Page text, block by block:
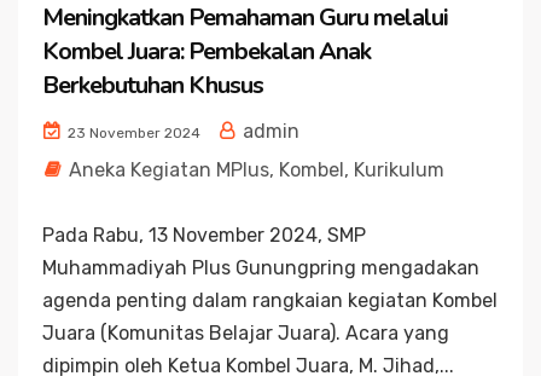
Meningkatkan Pemahaman Guru melalui
Kombel Juara: Pembekalan Anak
Berkebutuhan Khusus
23 November 2024
admin
Aneka Kegiatan MPlus, Kombel, Kurikulum
Pada Rabu, 13 November 2024, SMP
Muhammadiyah Plus Gunungpring mengadakan
agenda penting dalam rangkaian kegiatan Kombel
Juara (Komunitas Belajar Juara). Acara yang
dipimpin oleh Ketua Kombel Juara, M. Jihad,...